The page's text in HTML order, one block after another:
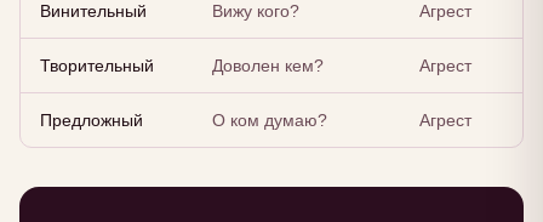
Винительный Вижу кого? Агрест
Творительный Доволен кем? Агрест
Предложный О ком думаю? Агрест